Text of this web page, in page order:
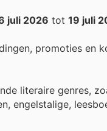
juli 2026 tot 19 juli
promoties en
literaire genres,
engelstalige,